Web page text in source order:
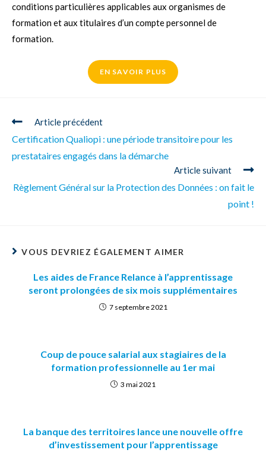
conditions particulières applicables aux organismes de
formation et aux titulaires d’un compte personnel de
formation.
EN SAVOIR PLUS
Article précédent
Certification Qualiopi : une période transitoire pour les
prestataires engagés dans la démarche
Article suivant
Règlement Général sur la Protection des Données : on fait le
point !
VOUS DEVRIEZ ÉGALEMENT AIMER
Les aides de France Relance à l’apprentissage
seront prolongées de six mois supplémentaires
7 septembre 2021
Coup de pouce salarial aux stagiaires de la
formation professionnelle au 1er mai
3 mai 2021
La banque des territoires lance une nouvelle offre
d’investissement pour l’apprentissage